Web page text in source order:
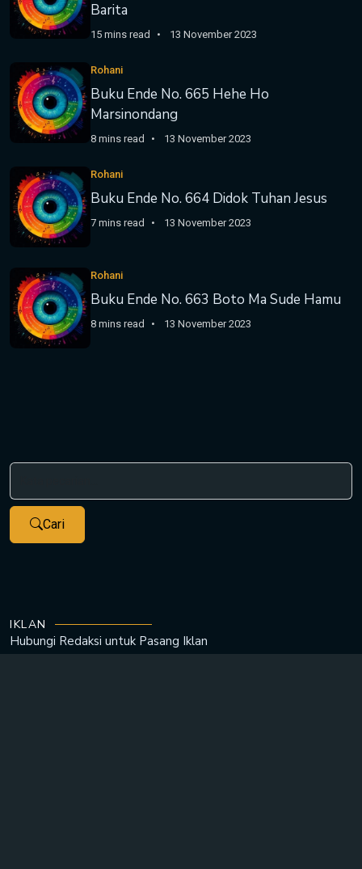
Barita
15 mins read 13 November 2023
Rohani
Buku Ende No. 665 Hehe Ho
Marsinondang
8 mins read 13 November 2023
Rohani
Buku Ende No. 664 Didok Tuhan Jesus
7 mins read 13 November 2023
Rohani
Buku Ende No. 663 Boto Ma Sude Hamu
8 mins read 13 November 2023
Cari
IKLAN
Hubungi Redaksi untuk Pasang Iklan